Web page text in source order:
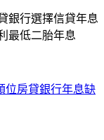
銀行選擇信貸年息
最低二胎年息
位房貸銀行年息缺